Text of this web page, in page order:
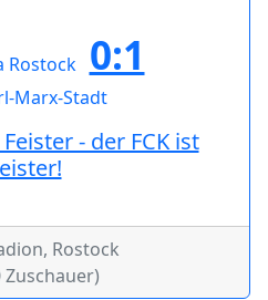
0:1
- der FCK ist
Rostock
Zuschauer)